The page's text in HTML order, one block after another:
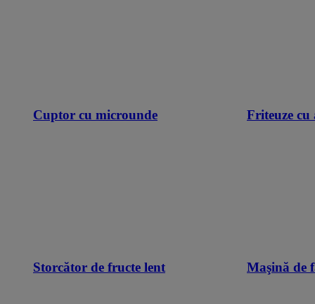
Cuptor cu microunde Friteuze cu
Storcător de fructe lent Maşină de